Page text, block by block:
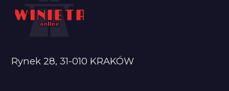
Rynek 28, 31-010 KRAKÓW